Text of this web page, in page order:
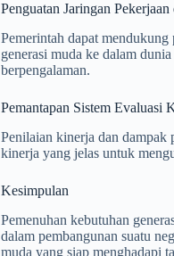
Penguatan Jaringan
Pemerintah dapat
generasi muda ke dalam
berpengalaman.
Pemantapan Sistem Evaluasi
Penilaian kinerja dan dampak
kinerja yang jelas untuk
Kesimpulan
Pemenuhan kebutuhan
dalam pembangunan suatu
muda yang siap menghadapi